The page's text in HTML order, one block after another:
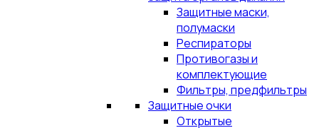
Защитные маски,
полумаски
Респираторы
Противогазы и
комплектующие
Фильтры, предфильтры
Защитные очки
Открытые